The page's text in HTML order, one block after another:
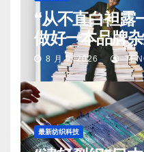
“从不直白袒露
做好一本品牌
8 月 9, 2026
最新纺织科技